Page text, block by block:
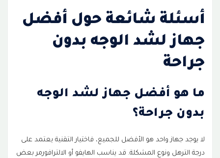
أسئلة شائعة حول أفضل
جهاز لشد الوجه بدون
جراحة
ما هو أفضل جهاز لشد الوجه
بدون جراحة؟
لا يوجد جهاز واحد هو الأفضل للجميع، فاختيار التقنية يعتمد على
درجة الترهل ونوع المشكلة. قد يناسب الهايفو أو الالترافورمر بعض